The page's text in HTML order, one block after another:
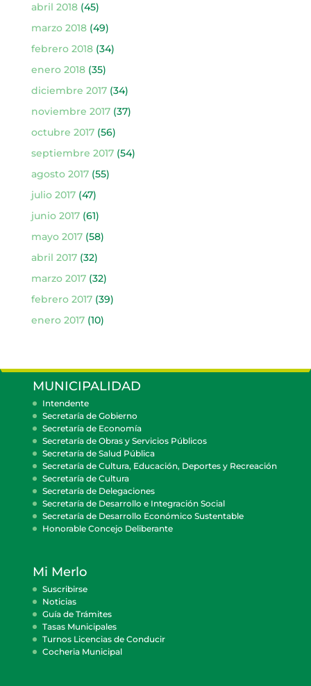
abril 2018(45)
marzo 2018(49)
febrero 2018(34)
enero 2018(35)
diciembre 2017(34)
noviembre 2017(37)
octubre 2017(56)
septiembre 2017(54)
agosto 2017(55)
julio 2017(47)
junio 2017(61)
mayo 2017(58)
abril 2017(32)
marzo 2017(32)
febrero 2017(39)
enero 2017(10)
MUNICIPALIDAD
Intendente
Secretaría de Gobierno
Secretaría de Economía
Secretaría de Obras y Servicios Públicos
Secretaría de Salud Pública
Secretaría de Cultura, Educación, Deportes y Recreación
Secretaría de Cultura
Secretaría de Delegaciones
Secretaría de Desarrollo e Integración Social
Secretaría de Desarrollo Económico Sustentable
Honorable Concejo Deliberante
Mi Merlo
Suscribirse
Noticias
Guía de Trámites
Tasas Municipales
Turnos Licencias de Conducir
Cocheria Municipal